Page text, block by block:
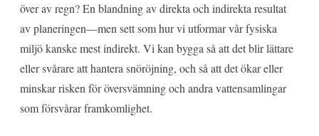
över av regn? En blandning av direkta och indirekta resultat
av planeringen—men sett som hur vi utformar vår fysiska
miljö kanske mest indirekt. Vi kan bygga så att det blir lättare
eller svårare att hantera snöröjning, och så att det ökar eller
minskar risken för översvämning och andra vattensamlingar
som försvårar framkomlighet.